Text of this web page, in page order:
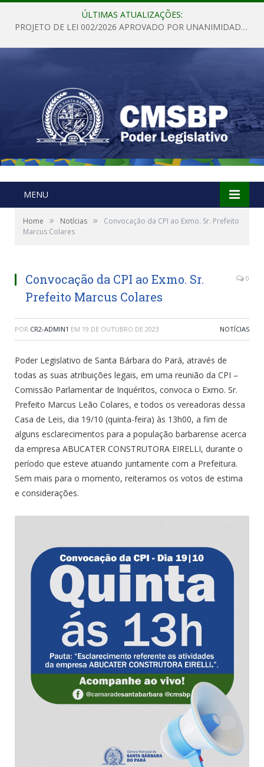
ÚLTIMAS ATUALIZAÇÕES:
PROJETO DE LEI 002/2026 APROVADO POR UNANIMIDADE EM SESSÃO ORDINÁRIA NESTA QUINTA – FEIRA 28 DE MAIO DE 2026
MENU
Home » Notícias »
Convocação da CPI ao Exmo. Sr. Prefeito
Marcus Colares
Convocação da CPI ao Exmo. Sr.
Prefeito Marcus Colares
0
POR CR2-ADMIN1 EM 19 DE OUTUBRO DE 2023 NOTÍCIAS
Poder Legislativo de Santa Bárbara do Pará, através de
todas as suas atribuições legais, em uma reunião da CPI –
Comissão Parlamentar de Inquéritos, convoca o Exmo. Sr.
Prefeito Marcus Leão Colares, e todos os vereadoras dessa
Casa de Leis, dia 19/10 (quinta-feira) às 13h00, a fim de
alguns esclarecimentos para a população barbarense acerca
da empresa ABUCATER CONSTRUTORA EIRELLI, durante o
período que esteve atuando juntamente com a Prefeitura.
Sem mais para o momento, reiteramos os votos de estima
e considerações.